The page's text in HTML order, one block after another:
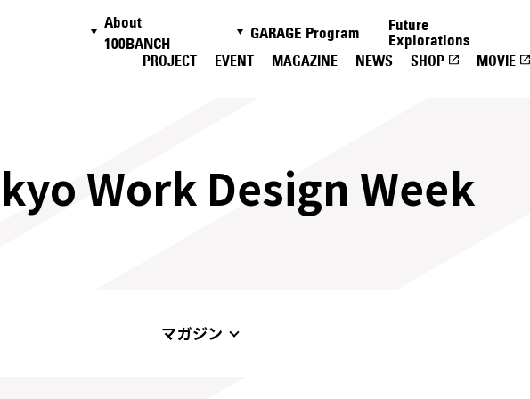
About
100BANCH
GARAGE Program
Future
Explorations
PROJECT
EVENT MAGAZINE NEWS SHOP MOVIE
Work Design Week
マガジン